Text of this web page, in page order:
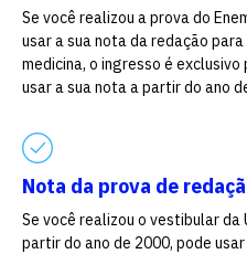
Se você realizou a prova do
usar a sua nota da redação
medicina, o ingresso é
usar a sua nota a partir do ano
Nota da prova de
Se você realizou o vestibular
partir do ano de 2000, pode
Escolha a
quer
vagas para
vagas a partir